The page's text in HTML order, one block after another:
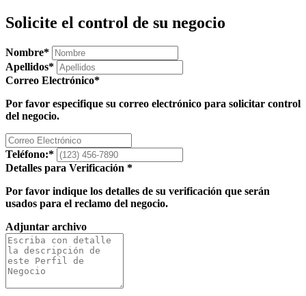
Solicite el control de su negocio
Nombre*
Apellidos*
Correo Electrónico*
Por favor especifique su correo electrónico para solicitar control
del negocio.
Teléfono:*
Detalles para Verificación *
Por favor indique los detalles de su verificación que serán
usados para el reclamo del negocio.
Adjuntar archivo